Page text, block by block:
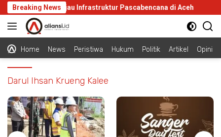
Langsung
ke
konten
Breaking News
Gibran Tinjau Infrastruktur Pascabencana di Aceh
Home News Peristiwa Hukum Politik Artikel Opini
Darul Ihsan Krueng Kalee